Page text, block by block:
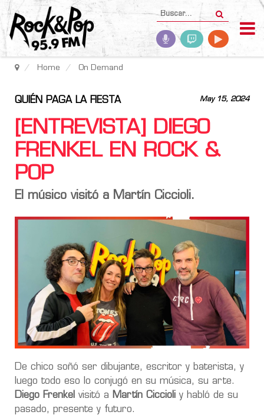
Home On Demand
May 15, 2024
QUIÉN PAGA LA FIESTA
[ENTREVISTA] DIEGO
FRENKEL EN ROCK &
POP
El músico visitó a Martín Ciccioli.
De chico soñó ser dibujante, escritor y baterista, y
luego todo eso lo conjugó en su música, su arte.
Diego Frenkel visitó a Martín Ciccioli y habló de su
pasado, presente y futuro.